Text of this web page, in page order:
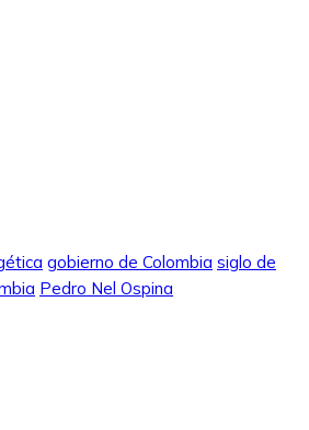
gobierno de Colombia siglo de
Pedro Nel Ospina